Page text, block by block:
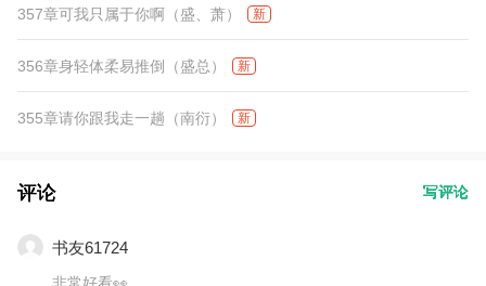
357章可我只属于你啊（盛、萧） 新
356章身轻体柔易推倒（盛总） 新
355章请你跟我走一趟（南衍） 新
评论 写评论
书友61724